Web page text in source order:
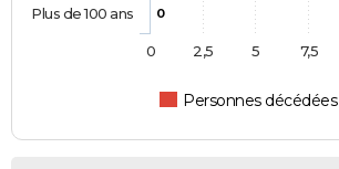
0
Personnes décédées
Plus de 100 ans
0 2,5 5 7,5